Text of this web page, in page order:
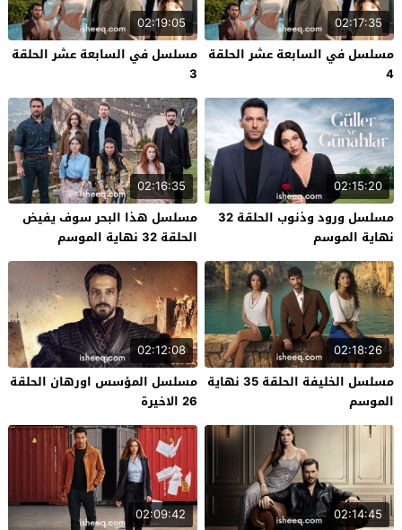
02:17:35
مسلسل في السابعة عشر الحلقة
4
02:19:05
مسلسل في السابعة عشر الحلقة
3
02:15:20
مسلسل ورود وذنوب الحلقة 32
نهاية الموسم
02:16:35
مسلسل هذا البحر سوف يفيض
الحلقة 32 نهاية الموسم
02:18:26
مسلسل الخليفة الحلقة 35 نهاية
الموسم
02:12:08
مسلسل المؤسس اورهان الحلقة
26 الاخيرة
02:14:45
02:09:42